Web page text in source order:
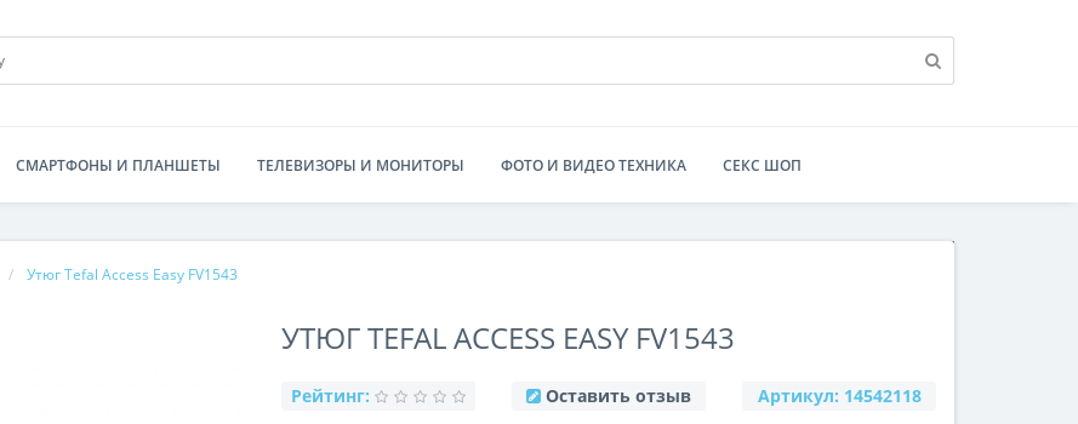
СМАРТФОНЫ И ПЛАНШЕТЫ ТЕЛЕВИЗОРЫ И МОНИТОРЫ ФОТО И ВИДЕО ТЕХНИКА СЕКС ШОП
Утюг Tefal Access Easy FV1543
УТЮГ TEFAL ACCESS EASY FV1543
Рейтинг: Оставить отзыв Артикул: 14542118